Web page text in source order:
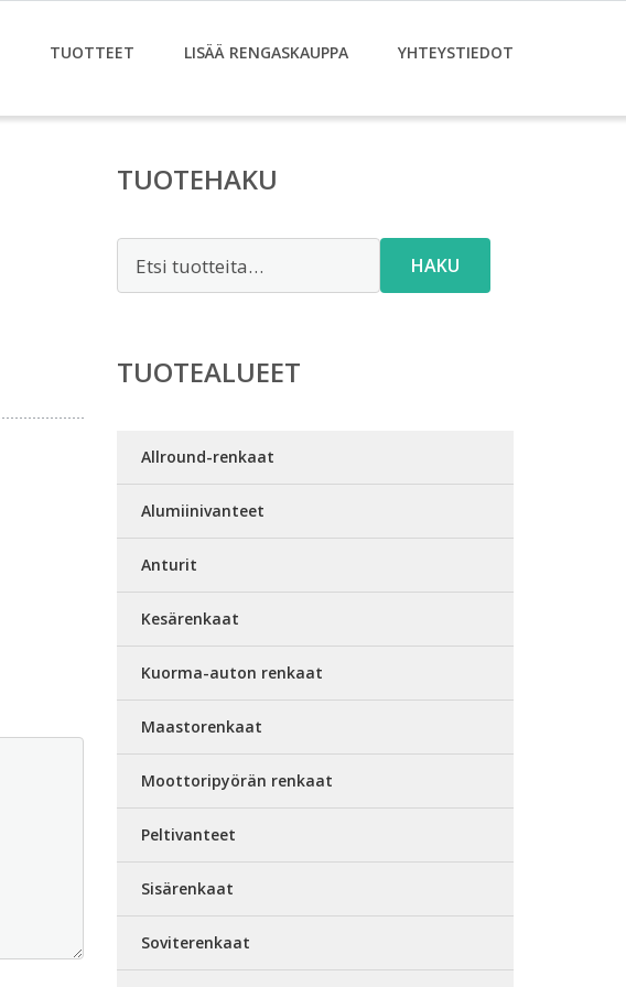
TUOTTEET LISÄÄ RENGASKAUPPA YHTEYSTIEDOT
TUOTEHAKU
HAKU
TUOTEALUEET
Allround-renkaat
Alumiinivanteet
Anturit
Kesärenkaat
Kuorma-auton renkaat
Maastorenkaat
Moottoripyörän renkaat
Peltivanteet
Sisärenkaat
Soviterenkaat